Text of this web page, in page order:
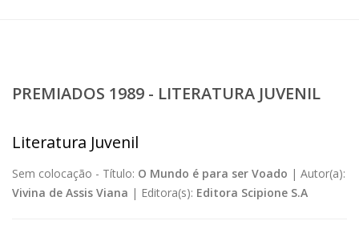
PREMIADOS 1989 - LITERATURA JUVENIL
Literatura Juvenil
Sem colocação - Título: O Mundo é para ser Voado | Autor(a):
Vivina de Assis Viana | Editora(s): Editora Scipione S.A